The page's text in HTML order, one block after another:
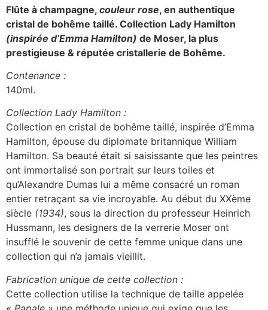
Flûte à champagne, couleur rose, en authentique
cristal de bohême taillé. Collection Lady Hamilton
(inspirée d’Emma Hamilton) de Moser, la plus
prestigieuse & réputée cristallerie de Bohême.
Contenance :
140ml.
Collection Lady Hamilton :
Collection en cristal de bohême taillé, inspirée d’Emma
Hamilton, épouse du diplomate britannique William
Hamilton. Sa beauté était si saisissante que les peintres
ont immortalisé son portrait sur leurs toiles et
qu’Alexandre Dumas lui a même consacré un roman
entier retraçant sa vie incroyable. Au début du XXème
siècle (1934), sous la direction du professeur Heinrich
Hussmann, les designers de la verrerie Moser ont
insufflé le souvenir de cette femme unique dans une
collection qui n’a jamais vieillit.
Fabrication unique de cette collection :
Cette collection utilise la technique de taille appelée